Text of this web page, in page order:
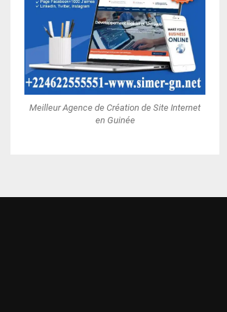
Meilleur Agence de Création de Site Internet
en Guinée